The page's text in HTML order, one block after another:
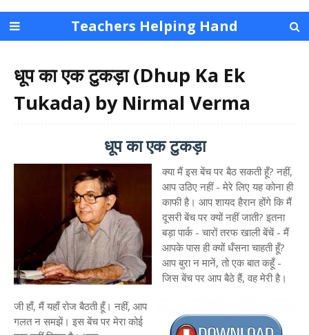
Teachers Helping Hand
धूप का एक टुकड़ा (Dhup Ka Ek
Tukada) by Nirmal Verma
धूप का एक टुकड़ा
क्या मैं इस बेंच पर बैठ सकती हूँ? नहीं,
आप उठिए नहीं - मेरे लिए यह कोना ही
काफी है। आप शायद हैरान होंगे कि मैं
दूसरी बेंच पर क्यों नहीं जाती? इतना
बड़ा पार्क - चारों तरफ खाली बेंचें - मैं
आपके पास ही क्यों धँसना चाहती हूँ?
आप बुरा न मानें, तो एक बात कहूँ -
जिस बेंच पर आप बैठे हैं, वह मेरी है।
जी हाँ, मैं यहाँ रोज बैठती हूँ। नहीं, आप
गलत न समझें। इस बेंच पर मेरा कोई